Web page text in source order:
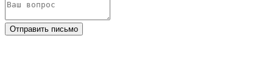
Отправить письмо